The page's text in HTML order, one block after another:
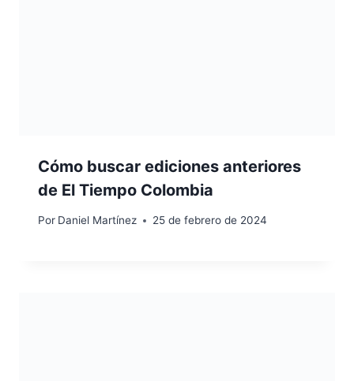
Cómo buscar ediciones anteriores
de El Tiempo Colombia
Por Daniel Martínez 25 de febrero de 2024